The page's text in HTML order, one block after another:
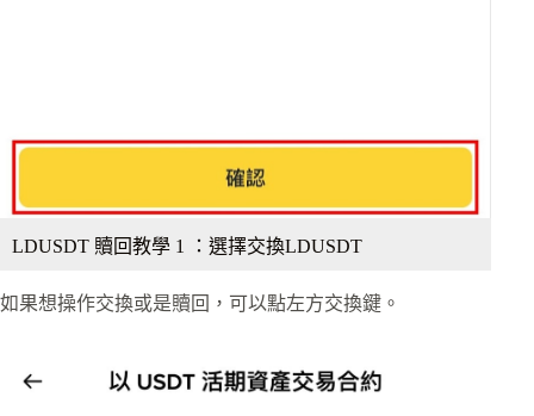
LDUSDT 贖回教學 1 ：選擇交換LDUSDT
如果想操作交換或是贖回，可以點左方交換鍵。